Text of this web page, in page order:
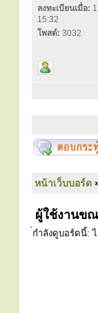
ลงทะเบียนเมื่อ:
15:32
โพสต์: 3032
หน้าเว็บบอร์ด
ผู้ใช้งานข
กำลังดูบอร์ดนี้: